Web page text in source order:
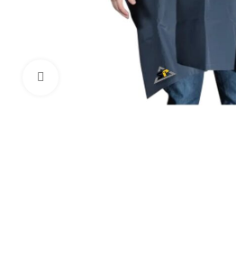
Haga Click para agrandar